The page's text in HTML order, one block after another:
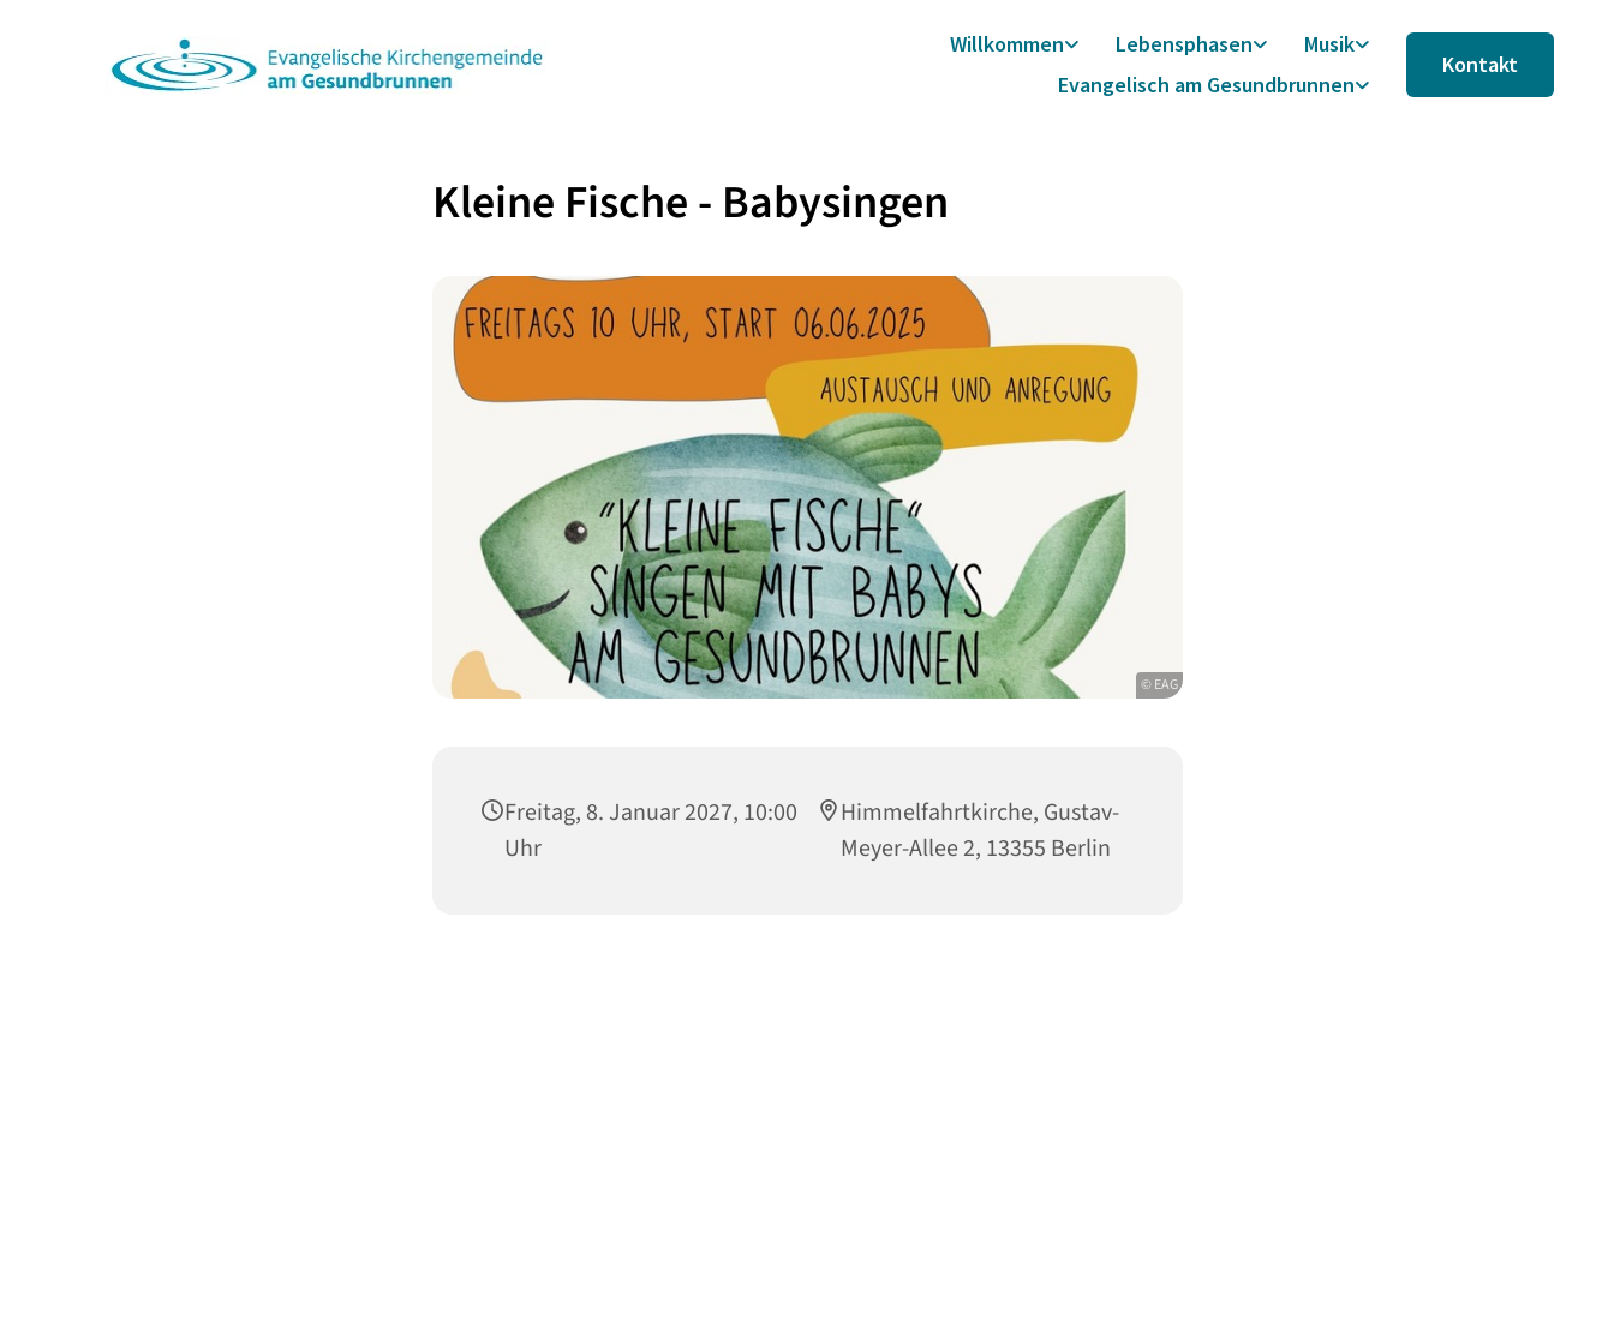
Willkommen Lebensphasen
Musik
Evangelisch am Gesundbrunnen
Kontakt
Kleine Fische - Babysingen
© EAG
Freitag, 8. Januar 2027, 10:00
Uhr
Himmelfahrtkirche, Gustav-
Meyer-Allee 2, 13355 Berlin